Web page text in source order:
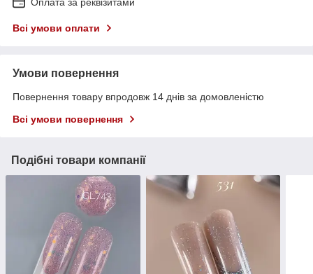
Всі умови оплати
Умови повернення
Повернення товару впродовж 14 днів за домовленістю
Всі умови повернення
Подібні товари компанії